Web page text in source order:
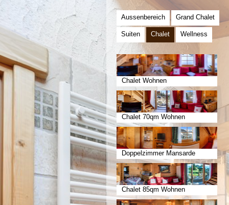
Aussenbereich Grand Chalet
Suiten Chalet Wellness
Chalet Wohnen
Chalet 70qm Wohnen
Doppelzimmer Mansarde
Chalet 85qm Wohnen